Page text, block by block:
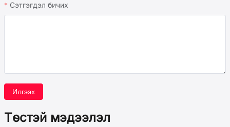
Сэтгэгдэл бичих
Илгээх
Төстэй мэдээлэл